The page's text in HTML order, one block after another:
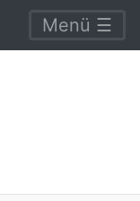
Menü ☰